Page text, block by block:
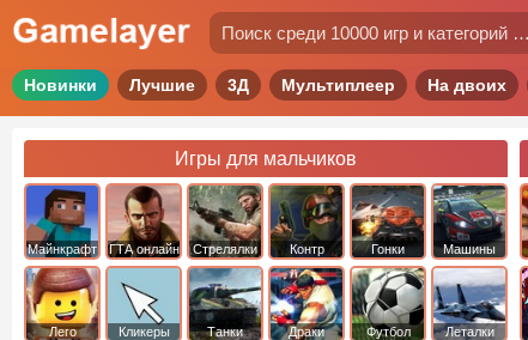
Новинки Лучшие 3Д Мультиплеер На двоих
Игры для мальчиков
Майнкрафт ГТА онлайн Стрелялки
Контр
Страйк
Гонки Машины
Лего Кликеры Танки Драки Футбол Леталки